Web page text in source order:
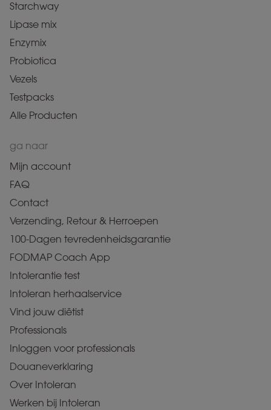
Starchway
Lipase mix
Enzymix
Probiotica
Vezels
Testpacks
Alle Producten
ga naar
Mijn account
FAQ
Contact
Verzending, Retour & Herroepen
100-Dagen tevredenheidsgarantie
FODMAP Coach App
Intolerantie test
Intoleran herhaalservice
Vind jouw diëtist
Professionals
Inloggen voor professionals
Douaneverklaring
Over Intoleran
Werken bij Intoleran